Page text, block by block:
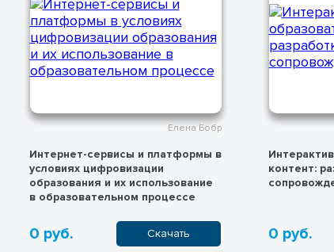
Елена Бобр
Интернет-сервисы и платформы в
условиях цифровизации
образования и их использование
в образовательном процессе
0 руб. Скачать
контент:
0 руб.